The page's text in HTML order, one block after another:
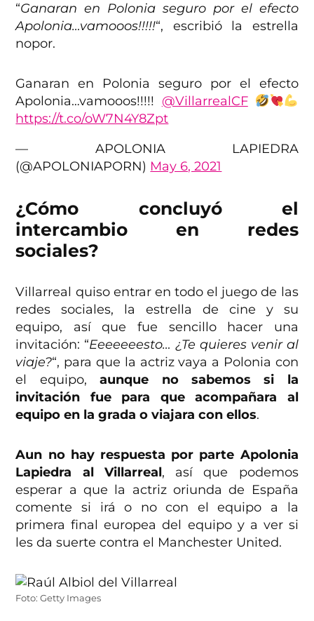
“Ganaran en Polonia seguro por el efecto
Apolonia…vamooos!!!!!“, escribió la estrella
nopor.
Ganaran en Polonia seguro por el efecto
Apolonia…vamooos!!!!! @VillarrealCF
https://t.co/oW7N4Y8Zpt
— APOLONIA LAPIEDRA
(@APOLONIAPORN) May 6, 2021
¿Cómo concluyó el
intercambio en redes
sociales?
Villarreal quiso entrar en todo el juego de las
redes sociales, la estrella de cine y su
equipo, así que fue sencillo hacer una
invitación: “Eeeeeeesto… ¿Te quieres venir al
viaje?“, para que la actriz vaya a Polonia con
el equipo, aunque no sabemos si la
invitación fue para que acompañara al
equipo en la grada o viajara con ellos.
Aun no hay respuesta por parte Apolonia
Lapiedra al Villarreal, así que podemos
esperar a que la actriz oriunda de España
comente si irá o no con el equipo a la
primera final europea del equipo y a ver si
les da suerte contra el Manchester United.
Foto: Getty Images